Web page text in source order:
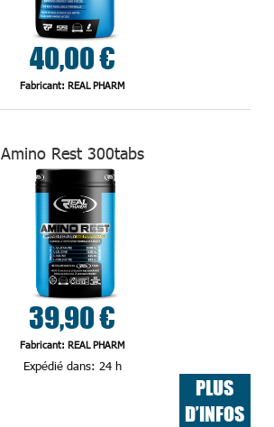
40,00 €
Fabricant: REAL PHARM
Amino Rest 300tabs
39,90 €
Fabricant: REAL PHARM
Expédié dans: 24 h
PLUS
D’INFOS